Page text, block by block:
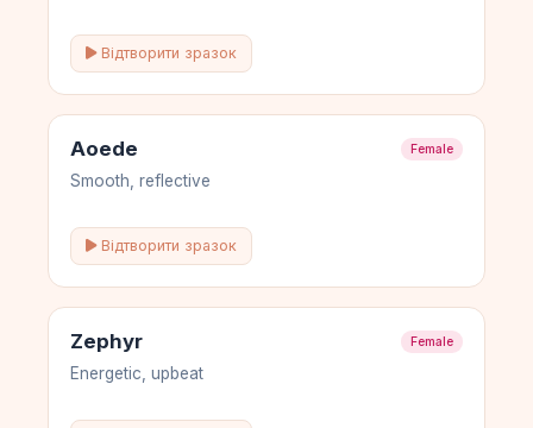
Відтворити зразок
Aoede Female
Smooth, reflective
Відтворити зразок
Zephyr Female
Energetic, upbeat